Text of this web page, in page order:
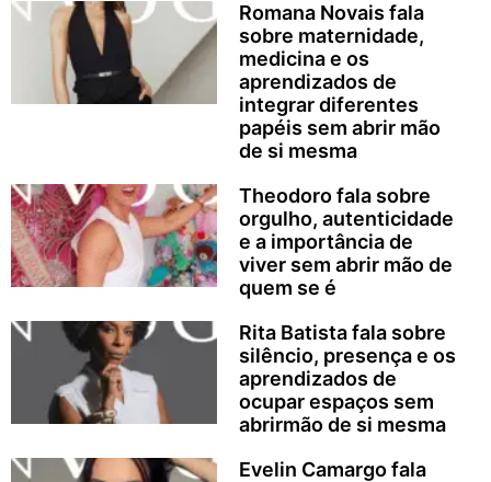
Romana Novais fala
sobre maternidade,
medicina e os
aprendizados de
integrar diferentes
papéis sem abrir mão
de si mesma
Theodoro fala sobre
orgulho, autenticidade
e a importância de
viver sem abrir mão de
quem se é
Rita Batista fala sobre
silêncio, presença e os
aprendizados de
ocupar espaços sem
abrirmão de si mesma
Evelin Camargo fala